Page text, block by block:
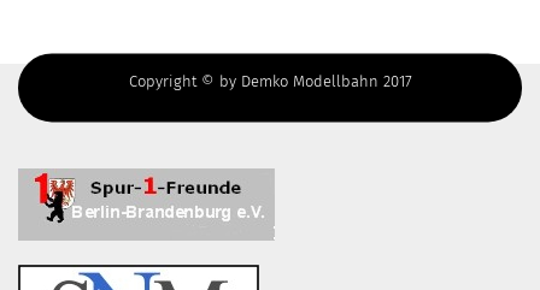
Copyright © by Demko Modellbahn 2017